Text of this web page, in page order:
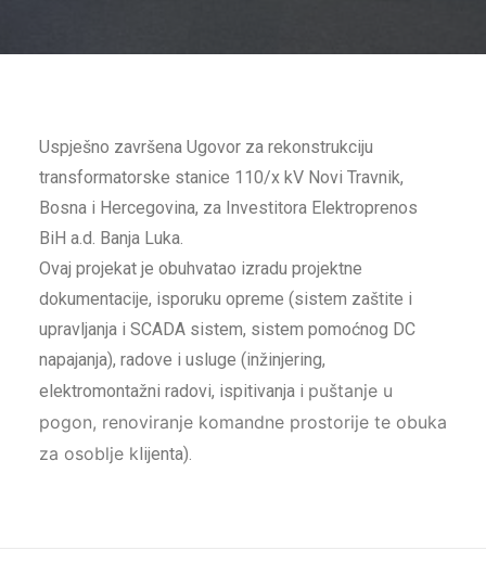
Uspješno završena Ugovor za rekonstrukciju
transformatorske stanice 110/x kV Novi Travnik,
Bosna i Hercegovina, za Investitora Elektroprenos
BiH a.d. Banja Luka.
Ovaj projekat je obuhvatao izradu projektne
dokumentacije, isporuku opreme (sistem zaštite i
upravljanja i SCADA sistem, sistem pomoćnog DC
napajanja), radove i usluge (inžinjering,
elektromontažni radovi, ispitivanja i puštanje u
pogon, renoviranje komandne prostorije te obuka
za osoblje klijenta).